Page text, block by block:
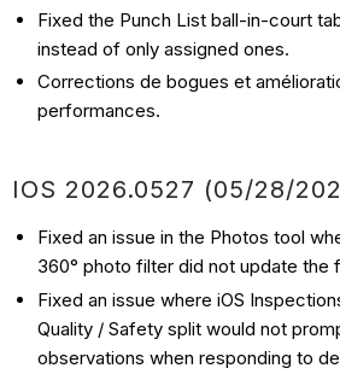
Fixed the Punch List ball-in-court
instead of only assigned ones.
Corrections de bogues et
performances.
IOS 2026.0527 (05/28/
Fixed an issue in the Photos tool
360° photo filter did not update the
Fixed an issue where iOS
Quality / Safety split would not
observations when responding to